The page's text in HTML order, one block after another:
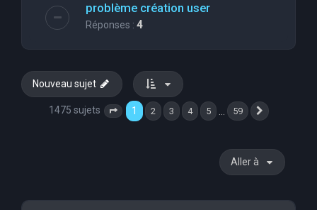
problème création user
Réponses : 4
Nouveau sujet
1475 sujets Page 1 sur59
1 2 3 4 5 59
Aller à